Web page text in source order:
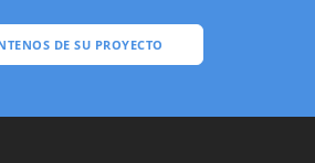
DE SU PROYECTO